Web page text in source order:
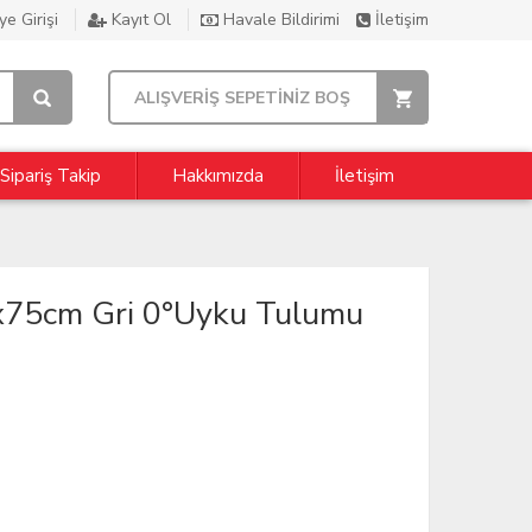
Girişi Kayıt Ol Havale Bildirimi İletişim
ALIŞVERİŞ SEPETİNİZ BOŞ
Sipariş Takip Hakkımızda İletişim
Gri 0°Uyku Tulumu